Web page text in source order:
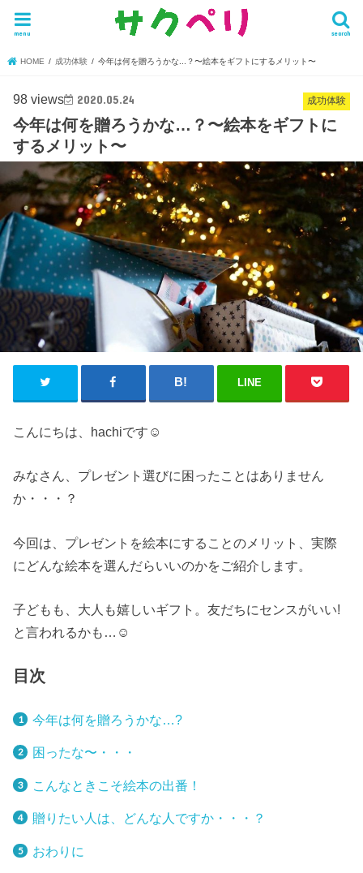
search
menu
HOME 成功体験 今年は何を贈ろうかな...？〜絵本をギフトにするメリット〜
成功体験
98 views 2020.05.24
今年は何を贈ろうかな…？〜絵本をギフトに
するメリット〜
LINE
こんにちは、hachiです☺︎
みなさん、プレゼント選びに困ったことはありません
か・・・？
今回は、プレゼントを絵本にすることのメリット、実際
にどんな絵本を選んだらいいのかをご紹介します。
子どもも、大人も嬉しいギフト。友だちにセンスがいい!
と言われるかも…☺︎
目次
今年は何を贈ろうかな…?
困ったな〜・・・
こんなときこそ絵本の出番！
贈りたい人は、どんな人ですか・・・？
おわりに